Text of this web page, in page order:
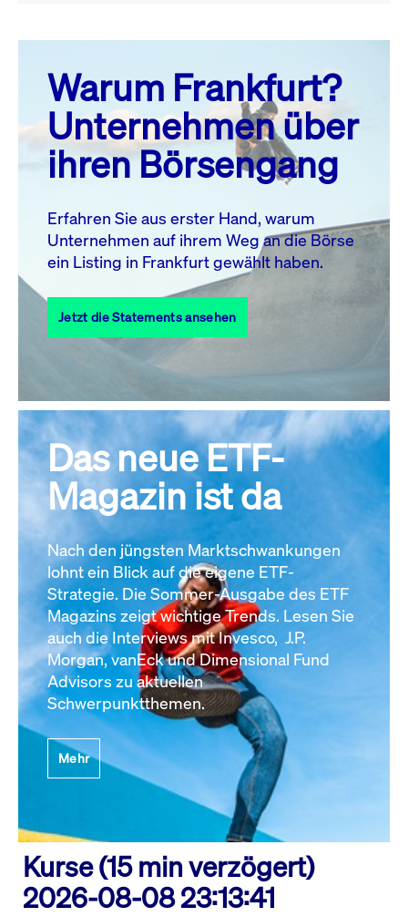
August 26
MO. DI. MI. DO. FR. SA. SO.
1
2
3
4 5 6 7 8
10 11 13 14
17
18 19 20 21 22
23
27 28
31
Alle Events
Warum Frankfurt?
Unternehmen über
ihren Börsengang
Erfahren Sie aus erster Hand, warum
Unternehmen auf ihrem Weg an die Börse
ein Listing in Frankfurt gewählt haben.
Jetzt die Statements ansehen
Das neue ETF-
Magazin ist da
Nach den jüngsten Marktschwankungen
lohnt ein Blick auf die eigene ETF-
Strategie. Die Sommer-Ausgabe des ETF
Magazins zeigt wichtige Trends. Lesen Sie
auch die Interviews mit Invesco, J.P.
Morgan, vanEck und Dimensional Fund
Advisors zu aktuellen
Schwerpunktthemen.
Mehr
Kurse (15 min verzögert)
2026-08-08 23:13:41